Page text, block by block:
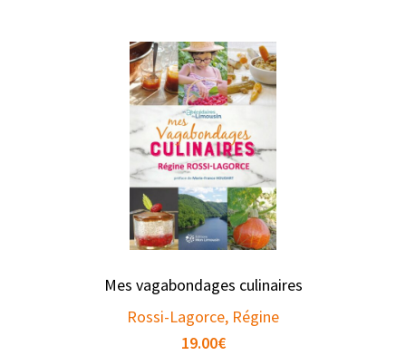
Mes vagabondages culinaires
Rossi-Lagorce, Régine
19.00€